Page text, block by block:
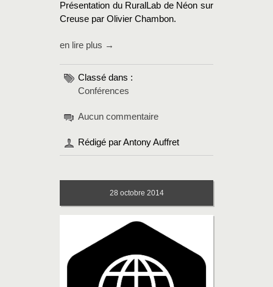
Présentation du RuralLab de Néon sur
Creuse par Olivier Chambon.
en lire plus →
Classé dans :
Conférences
Aucun commentaire
Rédigé par Antony Auffret
28 octobre 2014